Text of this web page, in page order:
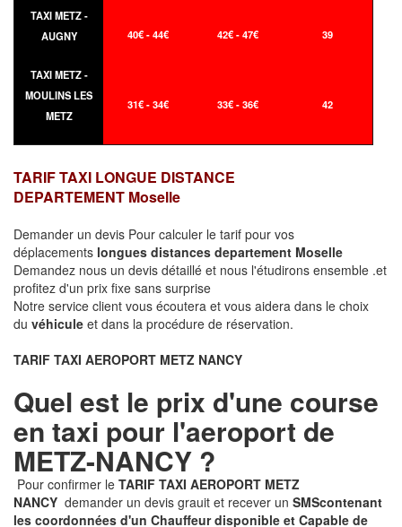
TAXI METZ -
AUGNY
40€ - 44€ 42€ - 47€ 39
TAXI METZ -
MOULINS LES
METZ
31€ - 34€ 33€ - 36€ 42
TARIF TAXI LONGUE DISTANCE
DEPARTEMENT Moselle
Demander un devis Pour calculer le tarif pour vos
déplacements longues distances departement Moselle
Demandez nous un devis détaillé et nous l'étudirons ensemble .et
profitez d'un prix fixe sans surprise
Notre service client vous écoutera et vous aidera dans le choix
du véhicule et dans la procédure de réservation.
TARIF TAXI AEROPORT METZ NANCY
Quel est le prix d'une course
en taxi pour l'aeroport de
METZ-NANCY ?
Pour confirmer le TARIF TAXI AEROPORT METZ
NANCY demander un devis grauit et recever un SMScontenant
les coordonnées d'un Chauffeur disponible et Capable de